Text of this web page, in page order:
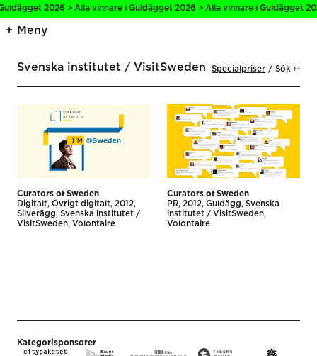
2026 > Alla vinnare i Guldägget 2026 > Alla vinnare i Guldägget
Meny
Svenska institutet / VisitSweden Specialpriser Sök ↩
Curators of Sweden
Digitalt Övrigt digitalt 2012
Silverägg
Svenska institutet /
VisitSweden Volontaire
Curators of Sweden
PR 2012 Guldägg
Svenska
institutet / VisitSweden
Volontaire
Kategorisponsorer